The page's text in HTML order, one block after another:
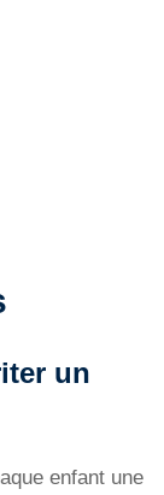
un
enfant une